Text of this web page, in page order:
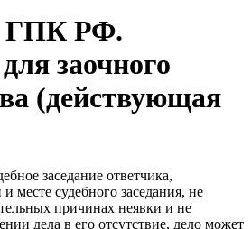
ГПК РФ.
заочного
(действующая
заседание ответчика,
месте судебного заседания, не
причинах неявки и не
дела в его отсутствие, дело может